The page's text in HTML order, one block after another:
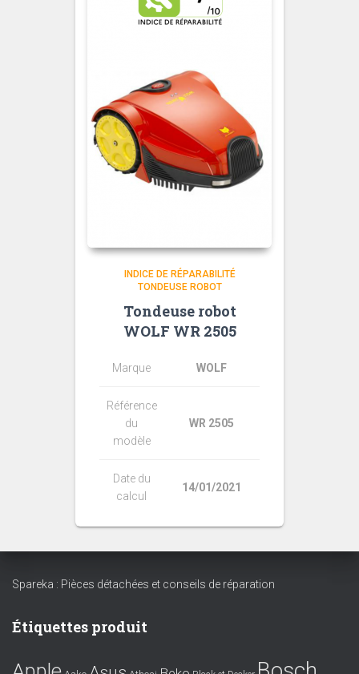
INDICE DE RÉPARABILITÉ
TONDEUSE ROBOT
Tondeuse robot
WOLF WR 2505
Marque WOLF
Référence
du
modèle
WR 2505
Date du
calcul
14/01/2021
Spareka : Pièces détachées et conseils de réparation
Étiquettes produit